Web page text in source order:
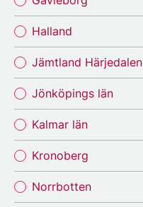
Halland
Jämtland Härjedalen
Jönköpings län
Kalmar län
Kronoberg
Norrbotten